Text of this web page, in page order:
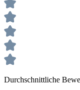
Durchschnittliche